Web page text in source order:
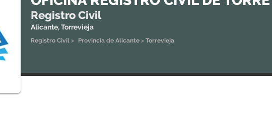
Registro Civil
Alicante, Torrevieja
Registro Civil > Provincia de Alicante > Torrevieja